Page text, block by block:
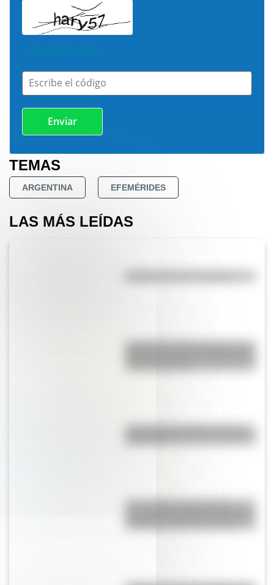
Cambiar imagen
Escribe el código
TEMAS
ARGENTINA EFEMÉRIDES
LAS MÁS LEÍDAS
Efemérides del 6 de agosto: tres
17 de agosto: actividades y